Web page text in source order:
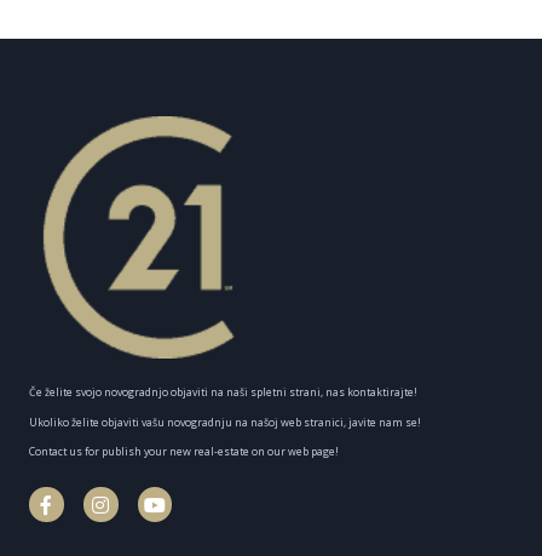
Če želite svojo novogradnjo objaviti na naši spletni strani, nas kontaktirajte!
Ukoliko želite objaviti vašu novogradnju na našoj web stranici, javite nam se!
Contact us for publish your new real-estate on our web page!